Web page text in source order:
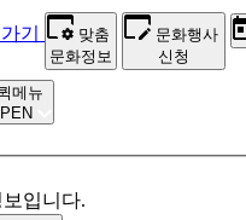
기
맞춤
문화정보
문화행사
신청
메뉴
입니다.